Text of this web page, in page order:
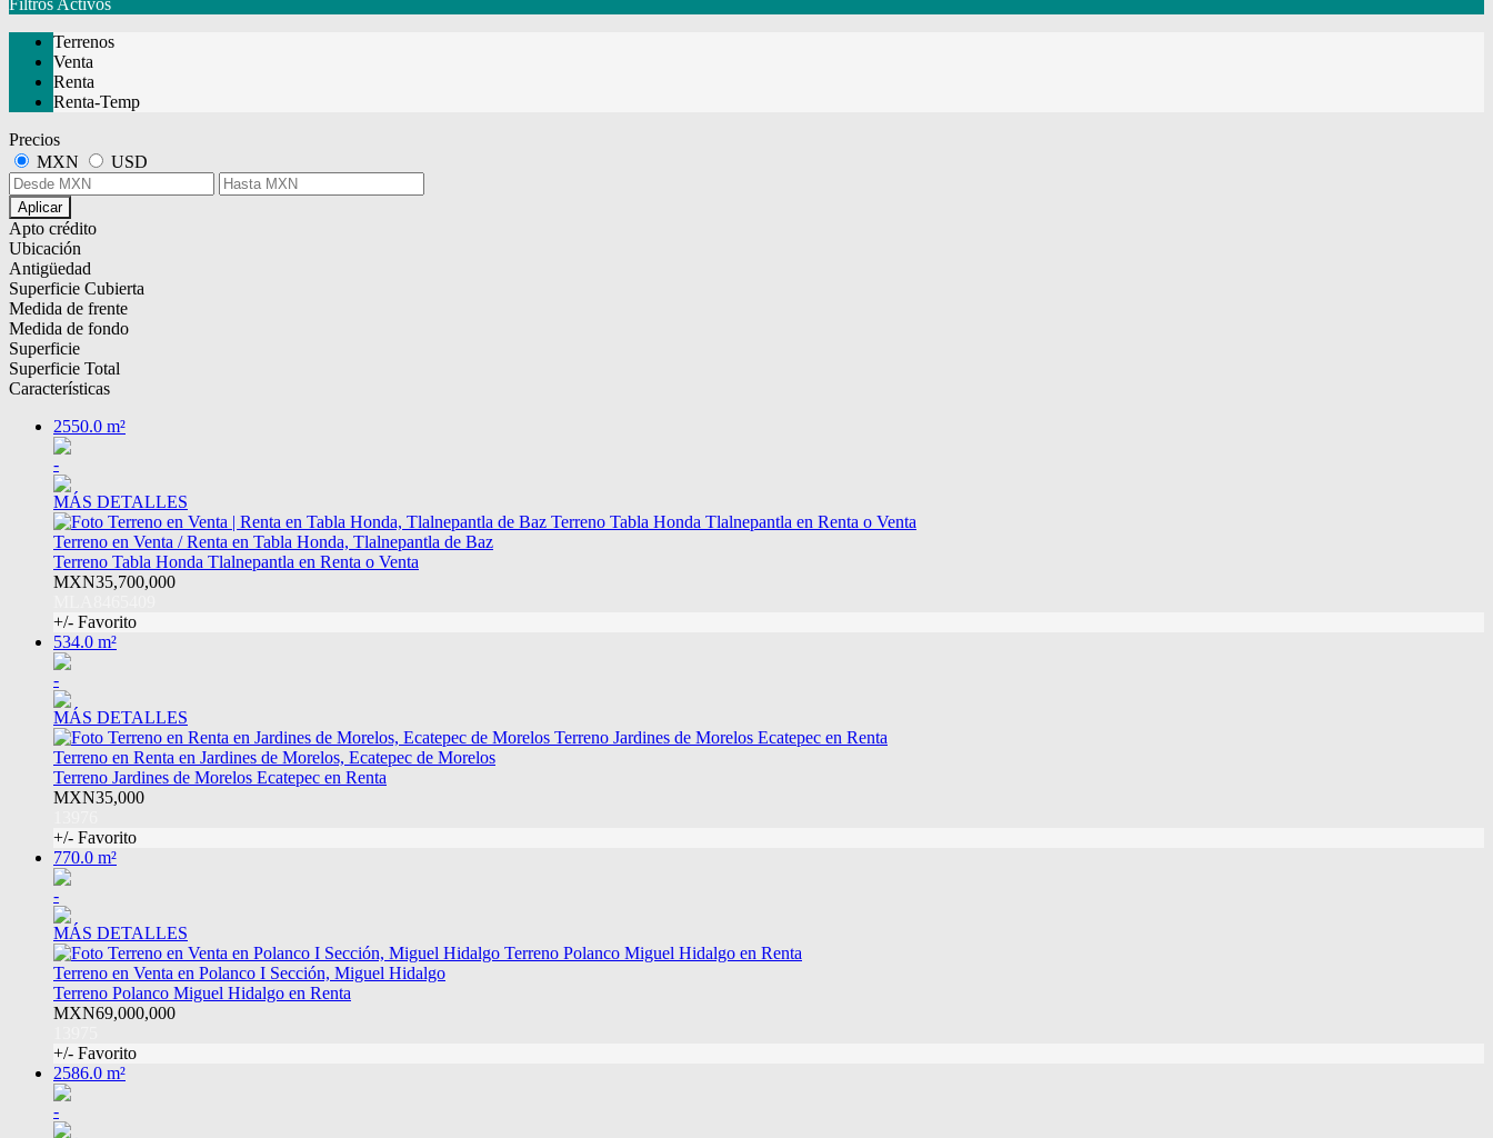
Filtros Activos
Terrenos
Venta
Renta
Renta-Temp
Precios
MXN
USD
Aplicar
Apto crédito
Ubicación
Antigüedad
Superficie Cubierta
Medida de frente
Medida de fondo
Superficie
Superficie Total
Características
2550.0 m²
-
MÁS DETALLES
Terreno en Venta / Renta en Tabla Honda, Tlalnepantla de Baz
Terreno Tabla Honda Tlalnepantla en Renta o Venta
MXN35,700,000
+/- Favorito
534.0 m²
-
MÁS DETALLES
Terreno en Renta en Jardines de Morelos, Ecatepec de Morelos
Terreno Jardines de Morelos Ecatepec en Renta
MXN35,000
+/- Favorito
770.0 m²
-
MÁS DETALLES
Terreno en Venta en Polanco I Sección, Miguel Hidalgo
Terreno Polanco Miguel Hidalgo en Renta
MXN69,000,000
+/- Favorito
2586.0 m²
-